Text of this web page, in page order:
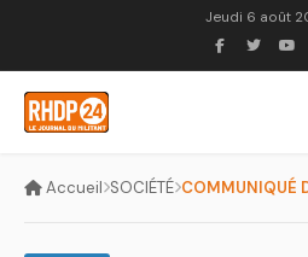
Jeudi 6 août
Accueil SOCIÉTÉ